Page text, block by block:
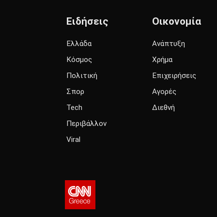
Ειδήσεις
Ελλάδα
Κόσμος
Πολιτική
Σπορ
Tech
Περιβάλλον
Viral
Οικονομία
Ανάπτυξη
Χρήμα
Επιχειρήσεις
Αγορές
Διεθνή